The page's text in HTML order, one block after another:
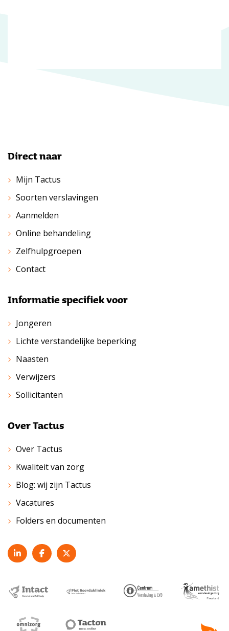
Direct naar
Mijn Tactus
Soorten verslavingen
Aanmelden
Online behandeling
Zelfhulpgroepen
Contact
Informatie specifiek voor
Jongeren
Lichte verstandelijke beperking
Naasten
Verwijzers
Sollicitanten
Over Tactus
Over Tactus
Kwaliteit van zorg
Blog: wij zijn Tactus
Vacatures
Folders en documenten